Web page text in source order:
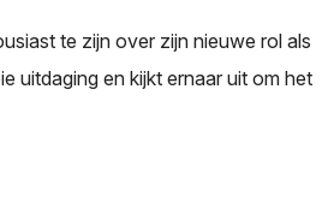
te zijn over zijn nieuwe rol als
uitdaging en kijkt ernaar uit om het